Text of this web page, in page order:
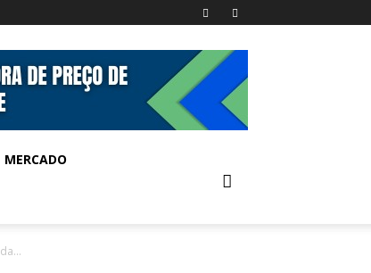
MERCADO